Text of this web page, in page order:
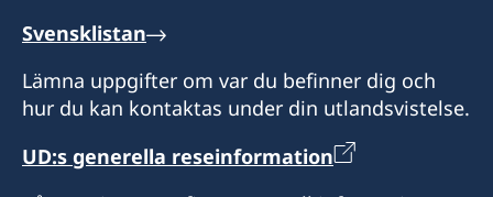
Svensklistan
Lämna uppgifter om var du befinner dig och
hur du kan kontaktas under din utlandsvistelse.
UD:s generella reseinformation